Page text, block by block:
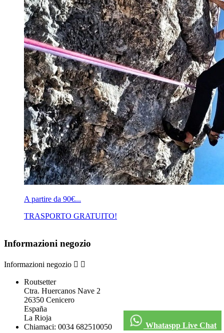
A partire da 90€...
TRASPORTO GRATUITO!
Informazioni negozio
Informazioni negozio  
Routsetter
Ctra. Huercanos Nave 2
26350 Cenicero
España
La Rioja
Chiamaci: 0034 682510050
Whataspp Live Chat